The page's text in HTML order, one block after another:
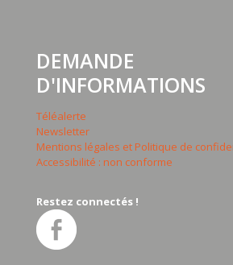
DEMANDE
D'INFORMATIONS
Téléalerte
Newsletter
Mentions légales et Politique de
Accessibilité : non conforme
Restez connectés !